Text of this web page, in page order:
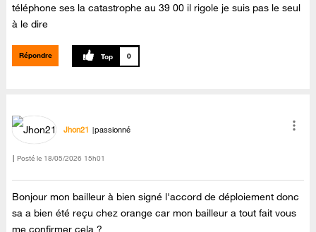
téléphone ses la catastrophe au 39 00 il rigole je suis pas le seul
à le dire
Répondre 0
Jhon21 passionné
Posté le ‎18/05/2026 15h01
Bonjour mon bailleur à bien signé l'accord de déploiement donc
sa a bien été reçu chez orange car mon bailleur a tout fait vous
me confirmer cela ?